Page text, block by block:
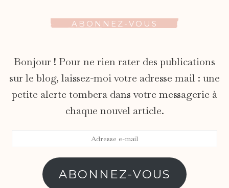
ABONNEZ-VOUS
Bonjour ! Pour ne rien rater des publications
sur le blog, laissez-moi votre adresse mail : une
petite alerte tombera dans votre messagerie à
chaque nouvel article.
ABONNEZ-VOUS